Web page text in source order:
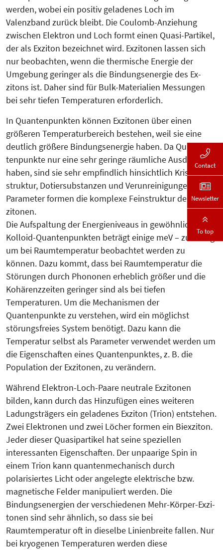
werden, wobei ein positiv geladenes Loch im
Valenzband zurück bleibt. Die Coulomb-Anziehung
zwischen Elek­tron und Loch formt einen Quasi-Par­tikel,
der als Exziton be­zeich­net wird. Exzitonen lassen sich
nur be­obachten, wenn die thermi­sche Ener­gie der
Umgebung geringer als die Bindungsenergie des Ex­
zitons ist. Da­her sind für Bulk-Ma­terialien Mes­sungen
bei sehr tiefen Tem­peraturen erforderlich.
In Quantenpunkten können Exzitonen über einen
größeren Temperaturbereich bestehen, weil sie eine
deutlich größere Bindungsenergie haben. Da Quan­
tenpunkte nur eine sehr geringe räumliche Ausdehnung
haben, sind sie sehr empfindlich hinsichtlich Kris­tall­
struk­tur, Dotiersubstanzen und Ver­un­­­reinigungen. Diese
Para­meter formen die komplexe Fein­struktur der Ex­
zitonen.
Die Aufspaltung der Energieniveaus in gewöhnlichen
Kolloid-Quantenpunk­ten beträgt einige meV – zu wenig
um bei Raumtemperatur beobachtet werden zu
können. Dazu kommt, dass bei Raumtemperatur die
Störungen durch Phononen erheblich größer und die
Kohärenzzeiten geringer sind als bei tiefen
Temperaturen. Um die Mechanismen der
Quantenpunkte zu verstehen, wird ein möglichst
störungsfreies System benötigt. Dazu kann die
Temperatur selbst als Para­me­ter verwendet werden um
die Ei­gen­schaften eines Quantenpunktes, z. B. die
Population der Exzitonen, zu ver­ändern.
Während Elektron-Loch-Paare neu­tra­le Exzitonen
bilden, kann durch das Hinzufügen eines weiteren
Ladungs­trägers ein geladenes Exzi­ton (Trion) entstehen.
Zwei Elek­tronen und zwei Löcher formen ein Biexziton.
Jeder dieser Quasipartikel hat seine speziellen
interessanten Eigenschaften. Der unpaarige Spin in
einem Trion kann quantenmechanisch durch
polarisiertes Licht oder angelegte elektrische bzw.
magnetische Felder manipuliert werden. Die
Bindungsenergien der verschiedenen Mehr-Körper-Exzi­
tonen sind sehr ähnlich, so dass sie bei
Raumtemperatur oft in dieselbe Linienbreite fallen. Nur
bei kryogenen Temperaturen werden diese
Contact
Newsletter
To top